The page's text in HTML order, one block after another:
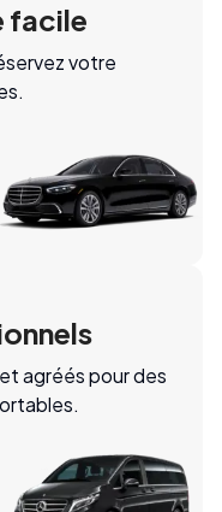
facile
votre
agréés pour des